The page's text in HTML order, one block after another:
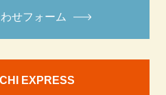
せフォーム
EXPRESS